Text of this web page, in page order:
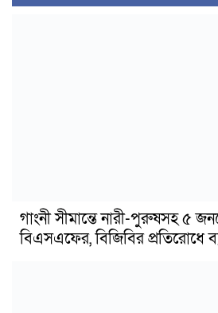
গাংনী সীমান্তে নারী-পুরুষসহ ৫
বিএসএফের, বিজিবির প্রতিরোধে